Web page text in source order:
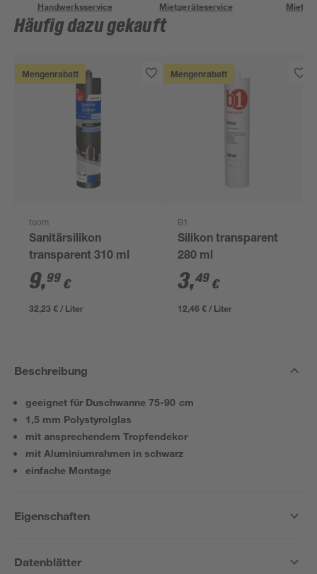
Handwerksservice Mietgeräteservice
Häufig dazu gekauft
Mengenrabatt
toom
Sanitärsilikon
transparent 310 ml
9,99 €
32,23 € / Liter
Mengenrabatt
B1
Silikon transparent
280 ml
3,49 €
12,46 € / Liter
Beschreibung
geeignet für Duschwanne 75-90 cm
1,5 mm Polystyrolglas
mit ansprechendem Tropfendekor
mit Aluminiumrahmen in schwarz
einfache Montage
Eigenschaften
Datenblätter